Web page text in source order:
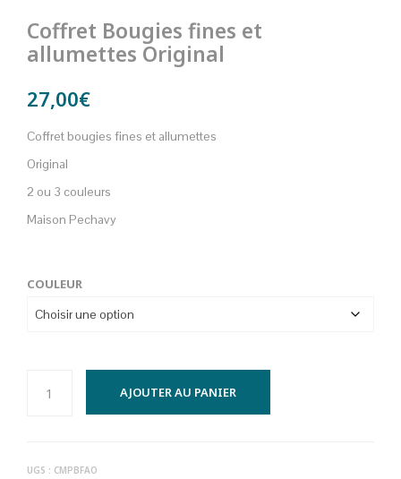
Coffret Bougies fines et
allumettes Original
27,00€
Coffret bougies fines et allumettes
Original
2 ou 3 couleurs
Maison Pechavy
COULEUR
AJOUTER AU PANIER
UGS : CMPBFAO